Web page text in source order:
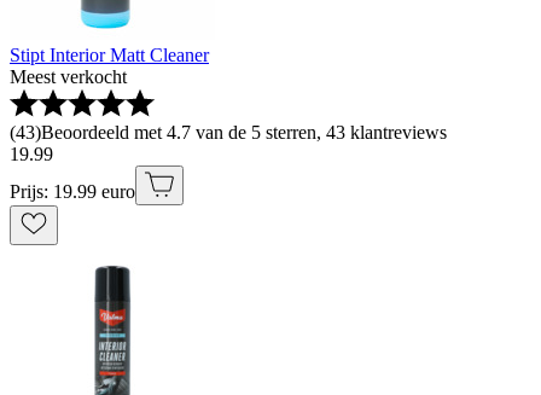
Stipt Interior Matt Cleaner
Meest verkocht
(43)Beoordeeld met 4.7 van de 5 sterren, 43 klantreviews
19.99
Prijs: 19.99 euro